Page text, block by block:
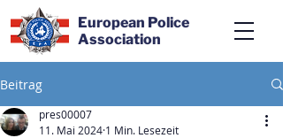
European Police
Association
Beitrag
pres00007
11. Mai 2024 1 Min. Lesezeit